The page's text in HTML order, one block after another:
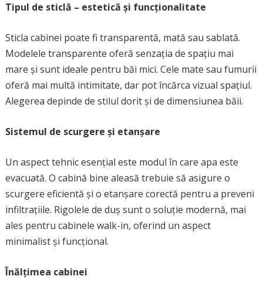
Tipul de sticlă – estetică și funcționalitate
Sticla cabinei poate fi transparentă, mată sau sablată.
Modelele transparente oferă senzația de spațiu mai
mare și sunt ideale pentru băi mici. Cele mate sau fumurii
oferă mai multă intimitate, dar pot încărca vizual spațiul.
Alegerea depinde de stilul dorit și de dimensiunea băii.
Sistemul de scurgere și etanșare
Un aspect tehnic esențial este modul în care apa este
evacuată. O cabină bine aleasă trebuie să asigure o
scurgere eficientă și o etanșare corectă pentru a preveni
infiltrațiile. Rigolele de duș sunt o soluție modernă, mai
ales pentru cabinele walk-in, oferind un aspect
minimalist și funcțional.
Înălțimea cabinei